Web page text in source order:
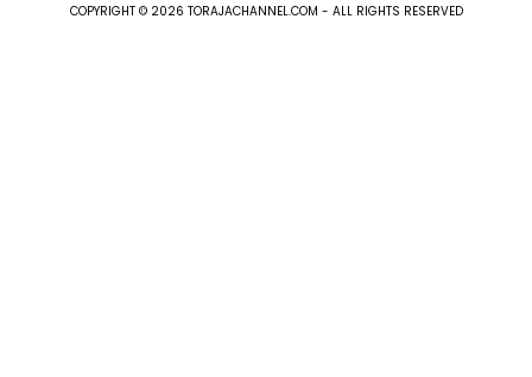
COPYRIGHT © 2026 TORAJACHANNEL.COM - ALL RIGHTS RESERVED